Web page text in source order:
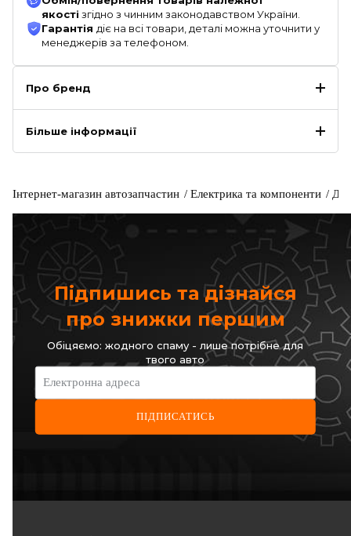
якості згідно з чинним законодавством України.
Гарантія діє на всі товари, деталі можна уточнити у
менеджерів за телефоном.
Про бренд
Більше інформації
Інтернет-магазин автозапчастин Електрика та компоненти
Підпишись та дізнайся
про знижки першим
Обіцяємо: жодного спаму - лише потрібне для
твого авто
Електронна адреса
ПІДПИСАТИСЬ